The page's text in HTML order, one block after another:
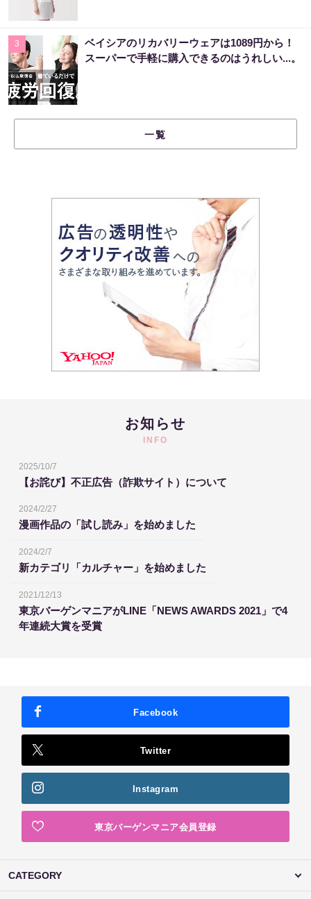
3
ベイシアのリカバリーウェアは1089円から！
スーパーで手軽に購入できるのはうれしい...。
一覧
お知らせ
INFO
2025/10/7
【お詫び】不正広告（詐欺サイト）について
2024/2/27
漫画作品の「試し読み」を始めました
2024/2/7
新カテゴリ「カルチャー」を始めました
2021/12/13
東京バーゲンマニアがLINE「NEWS AWARDS 2021」で4
年連続大賞を受賞
Facebook
Twitter
Instagram
東京バーゲンマニア会員登録
CATEGORY